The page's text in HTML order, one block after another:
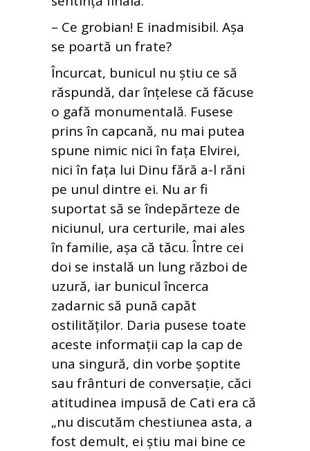
– Ce grobian! E inadmisibil. Așa
se poartă un frate?
Încurcat, bunicul nu știu ce să
răspundă, dar înțelese că făcuse
o gafă monumentală. Fusese
prins în capcană, nu mai putea
spune nimic nici în fața Elvirei,
nici în fața lui Dinu fără a-l răni
pe unul dintre ei. Nu ar fi
suportat să se îndepărteze de
niciunul, ura certurile, mai ales
în familie, așa că tăcu. Între cei
doi se instală un lung război de
uzură, iar bunicul încerca
zadarnic să pună capăt
ostilităților. Daria pusese toate
aceste informații cap la cap de
una singură, din vorbe șoptite
sau frânturi de conversație, căci
atitudinea impusă de Cati era că
„nu discutăm chestiunea asta, a
fost demult, ei știu mai bine ce